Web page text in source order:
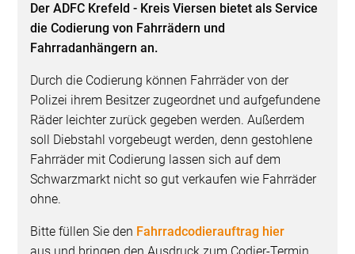
Der ADFC Krefeld - Kreis Viersen bietet als Service
die Codierung von Fahrrädern und
Fahrradanhängern an.
Durch die Codierung können Fahrräder von der
Polizei ihrem Besitzer zugeordnet und aufgefundene
Räder leichter zurück gegeben werden. Außerdem
soll Diebstahl vorgebeugt werden, denn gestohlene
Fahrräder mit Codierung lassen sich auf dem
Schwarzmarkt nicht so gut verkaufen wie Fahrräder
ohne.
Bitte füllen Sie den Fahrradcodierauftrag hier